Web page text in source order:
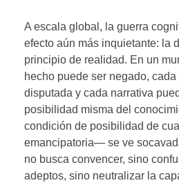
A escala global, la guerra
efecto aún más inquietante: la
principio de realidad. En un
hecho puede ser negado,
disputada y cada narrativa
posibilidad misma del
condición de posibilidad de
emancipatoria— se ve
no busca convencer, sino
adeptos, sino neutralizar la